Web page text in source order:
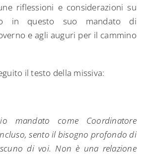
riflessioni e considerazioni su
in questo suo mandato di
e agli auguri per il cammino
il testo della missiva:
mandato come Coordinatore
sento il bisogno profondo di
di voi. Non è una relazione